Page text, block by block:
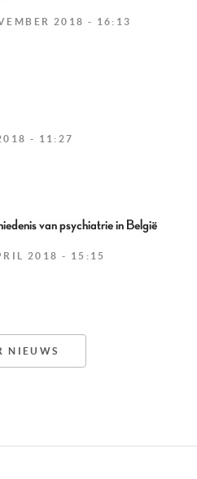
2018 - 16:13
- 11:27
van psychiatrie in België
2018 - 15:15
NIEUWS